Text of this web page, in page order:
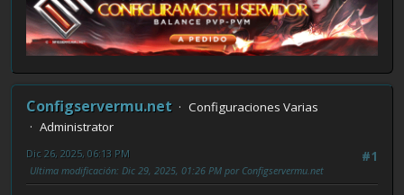
Configservermu.net
Configuraciones Varias
Administrator
#1
Dic 26, 2025, 06:13 PM
Ultima modificación: Dic 29, 2025, 01:26 PM por Configservermu.net